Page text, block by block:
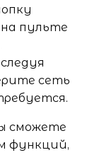
пульте
сеть
сможете
функций,